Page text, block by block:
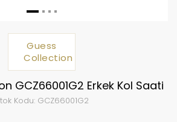
Guess
Collection
GCZ66001G2 Erkek Kol Saati
Kodu:GCZ66001G2